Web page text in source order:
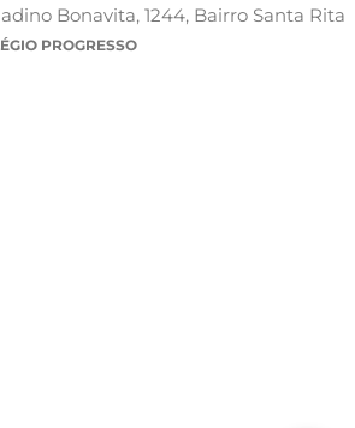
Bonavita, 1244, Bairro Santa Rita
PROGRESSO